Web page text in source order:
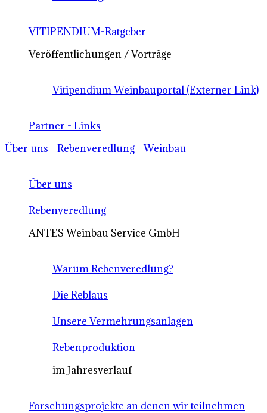
VITIPENDIUM-Ratgeber
Veröffentlichungen / Vorträge
Vitipendium Weinbauportal (Externer Link)
Partner - Links
Über uns - Rebenveredlung - Weinbau
Über uns
Rebenveredlung
ANTES Weinbau Service GmbH
Warum Rebenveredlung?
Die Reblaus
Unsere Vermehrungsanlagen
Rebenproduktion
im Jahresverlauf
Forschungsprojekte an denen wir teilnehmen